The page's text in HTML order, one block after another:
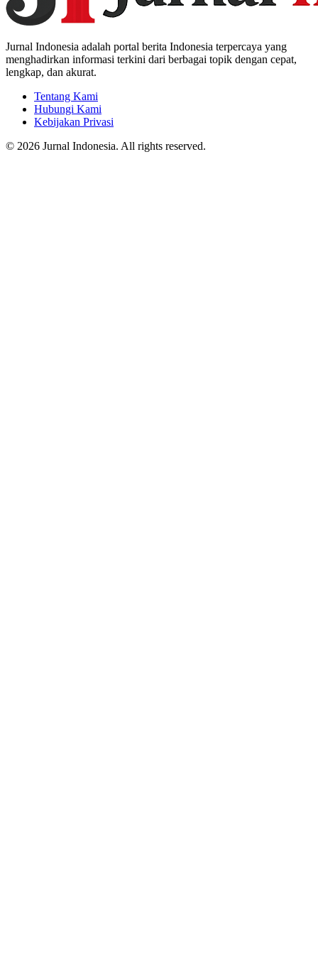
Jurnal Indonesia adalah portal berita Indonesia terpercaya yang
menghadirkan informasi terkini dari berbagai topik dengan cepat,
lengkap, dan akurat.
Tentang Kami
Hubungi Kami
Kebijakan Privasi
© 2026 Jurnal Indonesia. All rights reserved.